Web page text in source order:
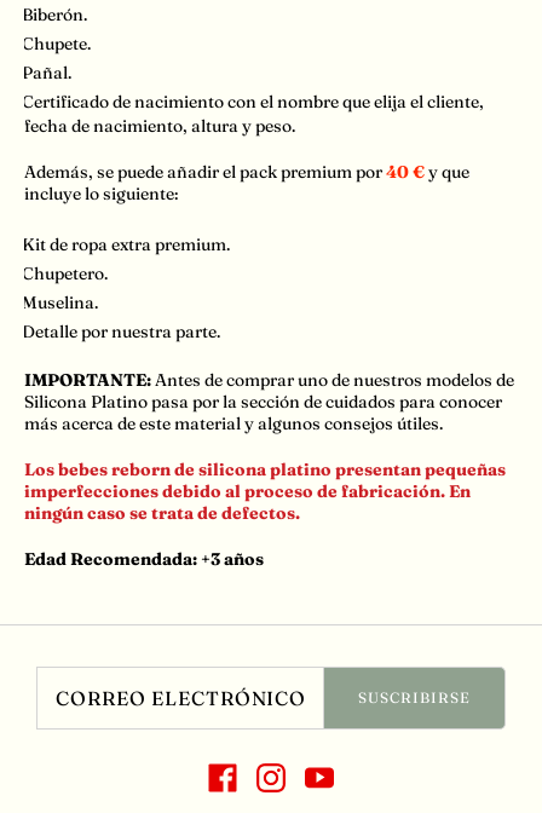
Biberón.
Chupete.
Pañal.
Certificado de nacimiento con el nombre que elija el cliente,
fecha de nacimiento, altura y peso.
Además, se puede añadir el pack premium por40 €y que
incluye lo siguiente:
Kit de ropa extra premium.
Chupetero.
Muselina.
Detalle por nuestra parte.
IMPORTANTE:Antes de comprar uno de nuestros modelos de
Silicona Platino pasa por la sección de cuidados para conocer
más acerca de este material y algunos consejos útiles.
Los bebes reborn de silicona platino presentan pequeñas
imperfecciones debido al proceso de fabricación. En
ningún caso se trata de defectos.
Edad Recomendada: +3 años
SUSCRIBIRSE